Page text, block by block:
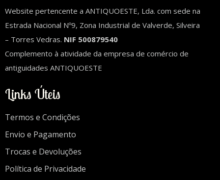
Website pertencente a ANTIQUOESTE, Lda. com sede na
Estrada Nacional Nº9, Zona Industrial de Valverde, Silveira
– Torres Vedras. NIF 500879540
Complemento à atividade da empresa de comércio de
antiguidades ANTIQUOESTE
Links Úteis
Termos e Condições
Envio e Pagamento
Trocas e Devoluções
Política de Privacidade